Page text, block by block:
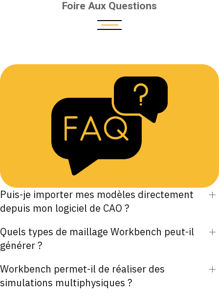
Foire Aux Questions
Puis-je importer mes modèles directement
depuis mon logiciel de CAO ?
Quels types de maillage Workbench peut-il
générer ?
Workbench permet-il de réaliser des
simulations multiphysiques ?